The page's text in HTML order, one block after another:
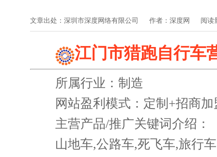
文章出处：深圳市深度网络有限公司 作者：深度网 阅读
江门市猎跑自行车
所属行业：制造
网站盈利模式：定制+招商加
主营产品/推广关键词介绍：
山地车,公路车,死飞车,旅行车